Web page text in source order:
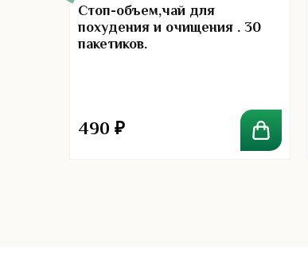
Стоп-объем,чай для
похудения и очищения . 30
пакетиков.
490 ₽